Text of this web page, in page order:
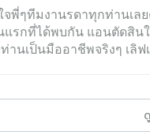
จพี่ๆทีมงานรดาทุกท่านเล
แรกที่ได้พบกัน แอนตัดสินใ
านเป็นมืออาชีพจริงๆ เลิฟ